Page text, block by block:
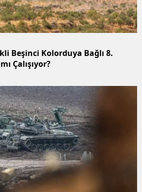
Beşinci Kolorduya Bağlı 8.
Çalışıyor?